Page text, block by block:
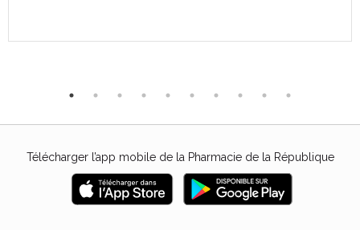
Télécharger l’app mobile de la Pharmacie de la République